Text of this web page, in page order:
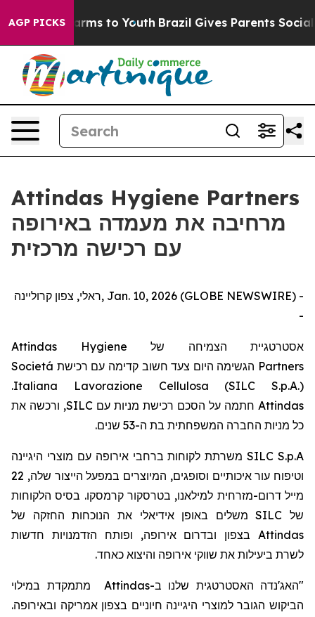
AGP PICKS
Abate Harms to Youth Brazil Gives Parents Social
Attindas Hygiene Partners
מרחיבה את מעמדה באירופה
עם רכישה מרכזית
ראלי, צפון קרוליינה, Jan. 10, 2026 (GLOBE NEWSWIRE) -
-
אסטרטגיית הצמיחה של Attindas Hygiene
Partners הגשימה היום צעד חשוב קדימה עם רכישת Societá
Italiana Lavorazione Cellulosa (SILC S.p.A.)
.
Attindas חתמה על הסכם רכישת מניות עם SILC, ורכשה את
כל מניות החברה המשפחתית בת ה-53
שנים.
SILC S.p.Aמשרתת לקוחות ברחבי אירופה עם מוצרי היגיינה
וטיפוח עור איכותיים וסופגים, המיוצרים במפעל הייצור שלה, 22
מיילדרום-מזרחית למילאנו, בטרסקור קרמסקו. בסיס הלקוחות
של SILCמשלים באופן אידיאלי את הנוכחות החזקה של
Attindas
בצפון ובדרום אירופה, ופותח הזדמנויות חדשות
לשרת ביעילות את שווקי אירופה והיצוא כאחד.
"האג'נדה האסטרטגית שלנו ב-Attindas
מתמקדת במילוי
הביקוש הגובר למוצרי היגיינה חיוניים בצפון אמריקה ובאירופה.